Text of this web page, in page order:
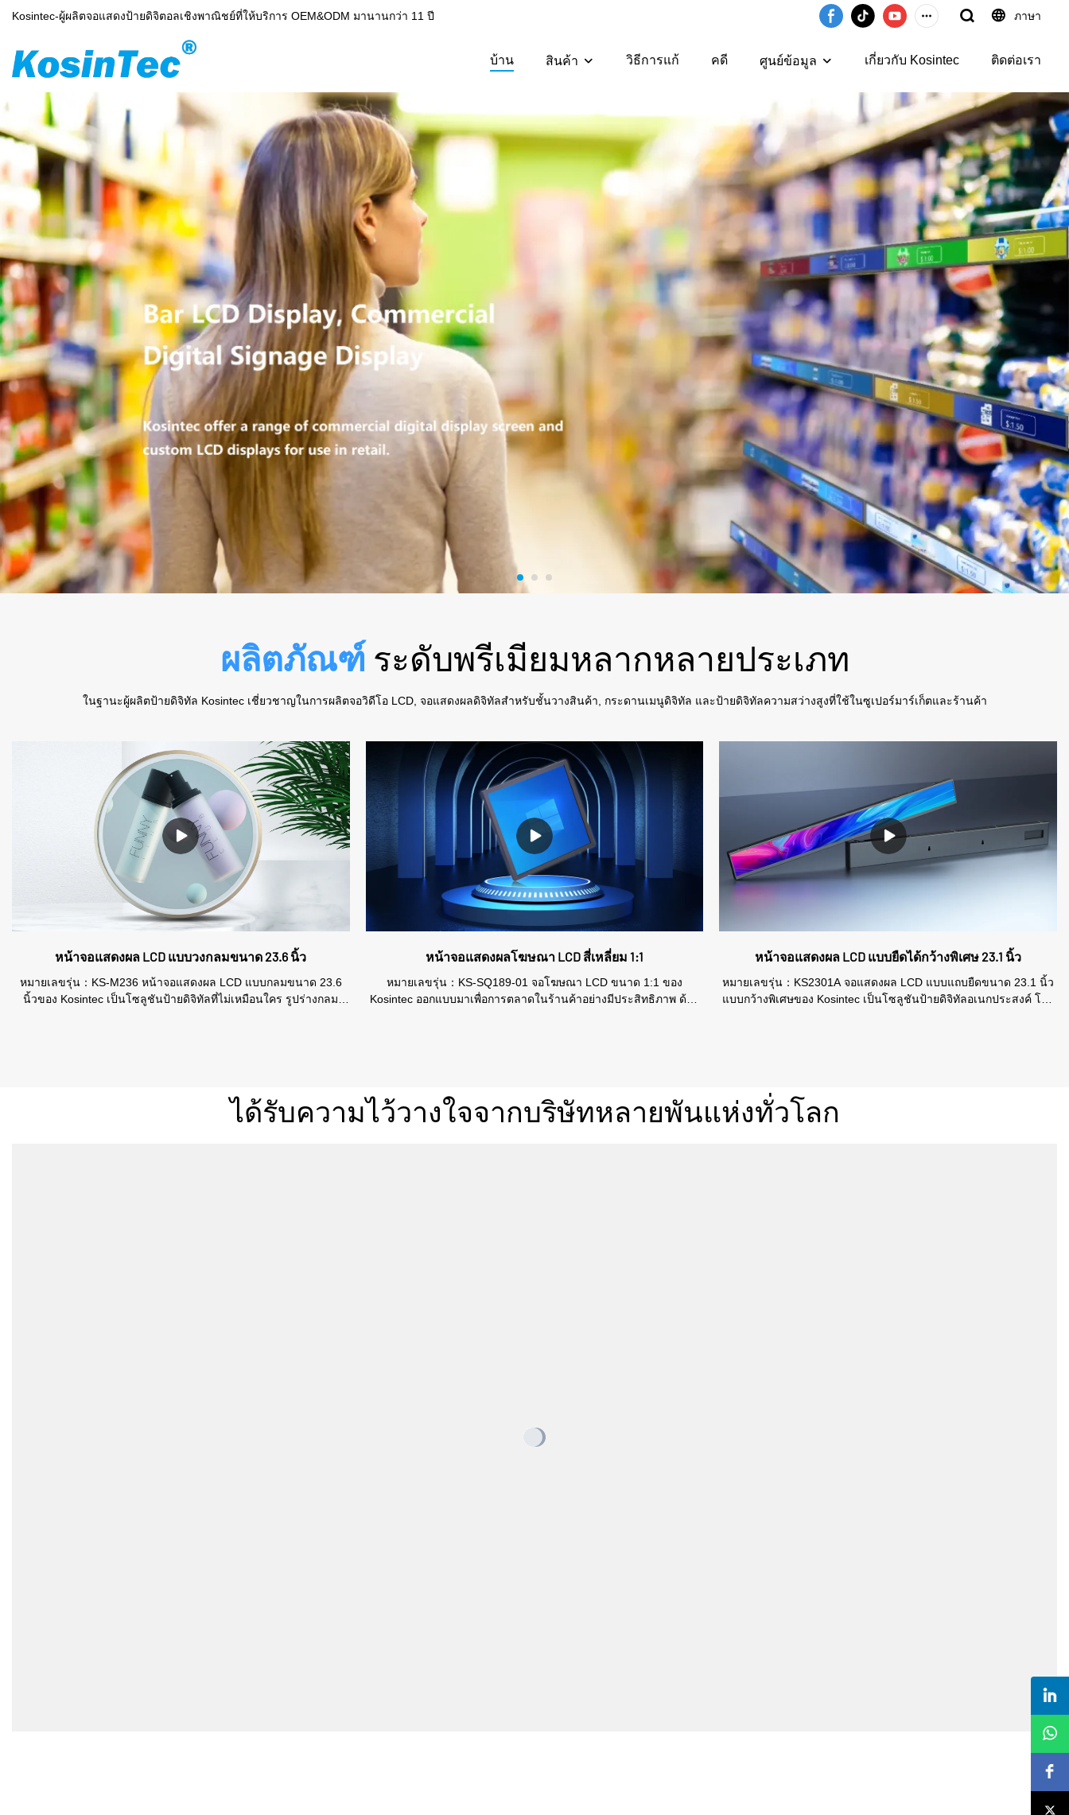
Kosintec-ผู้ผลิตจอแสดงป้ายดิจิตอลเชิงพาณิชย์ที่ให้บริการ OEM&ODM มานานกว่า 11 ปี ภาษา
บ้าน สินค้า วิธีการแก้ คดี ศูนย์ข้อมูล เกี่ยวกับ Kosintec ติดต่อเรา
ผลิตภัณฑ์ ระดับพรีเมียมหลากหลายประเภท
ในฐานะผู้ผลิตป้ายดิจิทัล Kosintec เชี่ยวชาญในการผลิตจอวิดีโอ LCD, จอแสดงผลดิจิทัลสำหรับชั้นวางสินค้า, กระดานเมนูดิจิทัล และป้ายดิจิทัลความสว่างสูงที่ใช้ในซูเปอร์มาร์เก็ตและร้านค้า
หน้าจอแสดงผล LCD แบบวงกลมขนาด 23.6 นิ้ว
หมายเลขรุ่น：KS-M236 หน้าจอแสดงผล LCD แบบกลมขนาด 23.6
นิ้วของ Kosintec เป็นโซลูชันป้ายดิจิทัลที่ไม่เหมือนใคร รูปร่างกลม
หน้าจอแสดงผลโฆษณา LCD สี่เหลี่ยม 1:1
หมายเลขรุ่น：KS-SQ189-01 จอโฆษณา LCD ขนาด 1:1 ของ
Kosintec ออกแบบมาเพื่อการตลาดในร้านค้าอย่างมีประสิทธิภาพ ด้วย
หน้าจอแสดงผล LCD แบบยืดได้กว้างพิเศษ 23.1 นิ้ว
หมายเลขรุ่น：KS2301A จอแสดงผล LCD แบบแถบยืดขนาด 23.1 นิ้ว
แบบกว้างพิเศษของ Kosintec เป็นโซลูชันป้ายดิจิทัลอเนกประสงค์ โดย
และการใช้งานโฆษณาในร่มอื่นๆ การออกแบบที่ปรับแต่งได้ช่วยให้มี
ขนาด การกำหนดค่า และสีขอบต่างๆ เพื่อตอบสนองความต้องการ
ได้รับความไว้วางใจจากบริษัทหลายพันแห่งทั่วโลก